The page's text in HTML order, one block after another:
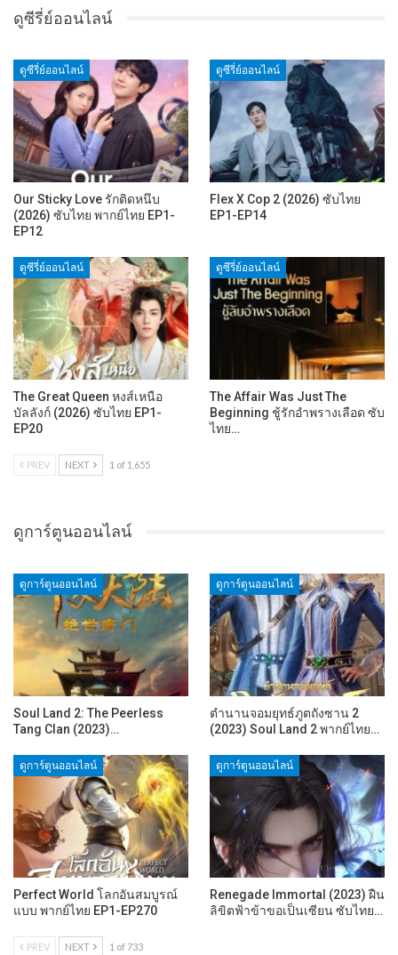
ดูซีรี่ย์ออนไลน์
ดูซีรี่ย์ออนไลน์
Our Sticky Love รักติดหนึบ
(2026) ซับไทย พากย์ไทย EP1-
EP12
ดูซีรี่ย์ออนไลน์
Flex X Cop 2 (2026) ซับไทย
EP1-EP14
ดูซีรี่ย์ออนไลน์
The Great Queen หงส์เหนือ
บัลลังก์ (2026) ซับไทย EP1-
EP20
ดูซีรี่ย์ออนไลน์
The Affair Was Just The
Beginning ชู้รักอำพรางเลือด ซับ
ไทย…
PREV NEXT 1 of 1,655
ดูการ์ตูนออนไลน์
ดูการ์ตูนออนไลน์
Soul Land 2: The Peerless
Tang Clan (2023)…
ดูการ์ตูนออนไลน์
ตำนานจอมยุทธ์ภูตถังซาน 2
(2023) Soul Land 2 พากย์ไทย…
ดูการ์ตูนออนไลน์
Perfect World โลกอันสมบูรณ์
แบบ พากย์ไทย EP1-EP270
ดูการ์ตูนออนไลน์
Renegade Immortal (2023) ฝืน
ลิขิตฟ้าข้าขอเป็นเซียน ซับไทย…
PREV NEXT 1 of 733